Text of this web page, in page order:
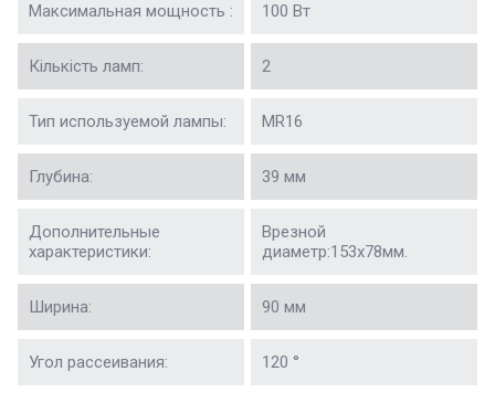
Максимальная мощность : 100 Вт
Кількість ламп: 2
Тип используемой лампы: MR16
Глубина: 39 мм
Дополнительные
характеристики:
Врезной
диаметр:153x78мм.
Ширина: 90 мм
Угол рассеивания: 120 °